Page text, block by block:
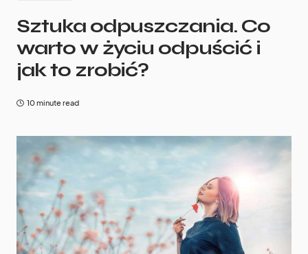
Sztuka odpuszczania. Co
warto w życiu odpuścić i
jak to zrobić?
10 minute read